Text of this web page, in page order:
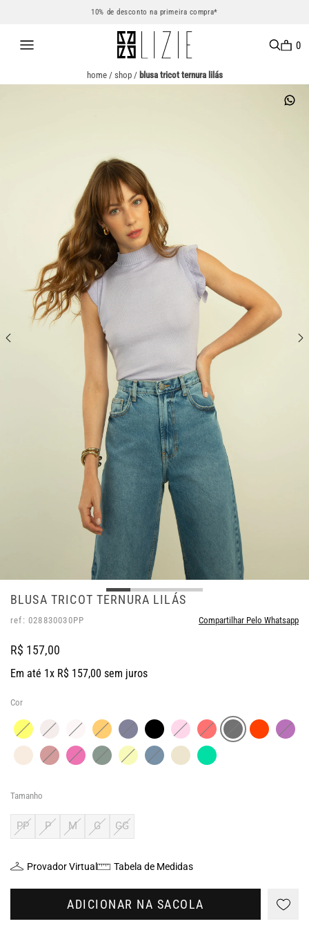
10% de desconto na primeira compra*
0
home/ shop/ blusa tricot ternura lilás
BLUSA TRICOT TERNURA LILÁS
ref: 028830030PP Compartilhar Pelo Whatsapp
R$ 157,00
Em até 1x R$ 157,00 sem juros
Cor
Tamanho
PP P M G GG
Provador Virtual Tabela de Medidas
ADICIONAR NA SACOLA